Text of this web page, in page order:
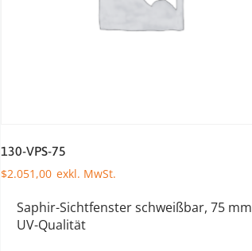
130-VPS-75
$2.051,00
Saphir-Sichtfenster schweißbar, 75 mm
UV-Qualität